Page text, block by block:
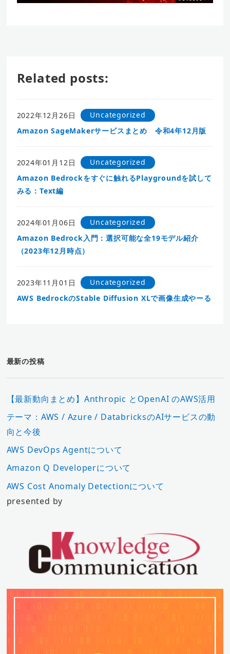
Related posts:
2022年12月26日
Uncategorized
Amazon SageMakerサービスまとめ 令和4年12月版
2024年01月12日
Uncategorized
Amazon Bedrockをすぐに触れるPlaygroundを試して
みる：Text編
2024年01月06日
Uncategorized
Amazon Bedrock入門：選択可能な全19モデル紹介
（2023年12月時点）
2023年11月01日
Uncategorized
AWS BedrockのStable Diffusion XLで画像生成やーる
最新の投稿
【最新動向まとめ】Anthropic とOpenAI のAWS活用
テーマ：AWS / Azure / DatabricksのAIサービスの動
向と今後
AWS DevOps Agentについて
Amazon Q Developerについて
AWS Cost Anomaly Detectionについて
presented by